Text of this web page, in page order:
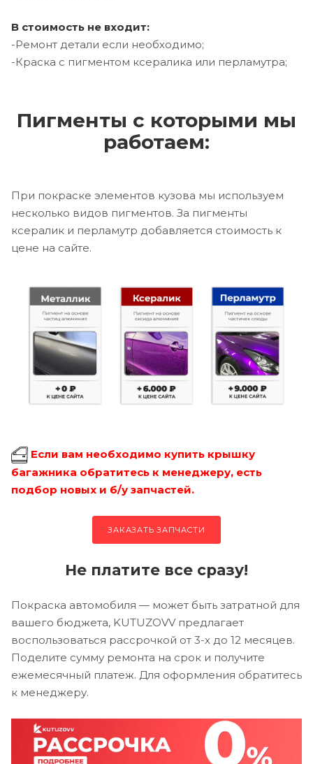
В стоимость не входит:
-Ремонт детали если необходимо;
-Краска с пигментом ксералика или перламутра;
Пигменты с которыми мы
работаем:
При покраске элементов кузова мы используем
несколько видов пигментов. За пигменты
ксералик и перламутр добавляется стоимость к
цене на сайте.
Если вам необходимо купить крышку
багажника обратитесь к менеджеру, есть
подбор новых и б/у запчастей.
ЗАКАЗАТЬ ЗАПЧАСТИ
Не платите все сразу!
Покраска автомобиля — может быть затратной для
вашего бюджета, KUTUZOVV предлагает
воспользоваться рассрочкой от 3-х до 12 месяцев.
Поделите сумму ремонта на срок и получите
ежемесячный платеж. Для оформления обратитесь
к менеджеру.